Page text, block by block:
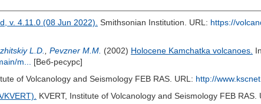
v. 4.11.0 (08 Jun 2022). Smithsonian Institution. URL: https://
L.D. Pevzner M.M. (2002) Holocene Kamchatka volcanoes.
m...
[Веб-ресурс]
of Volcanology and Seismology FEB RAS. URL: http://
KVERT, Institute of Volcanology and Seismology FEB RAS.